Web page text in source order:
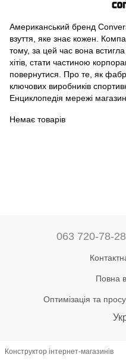
Американський бренд
взуття, яке знає кожен.
тому, за цей час вона
хітів, стати частиною
повернутися. Про те, як
ключових виробників
Енциклопедія мережі
Немає товарів
063 720-78-28
Повна
Оптимізація та
Конструктор інтернет-магазинів